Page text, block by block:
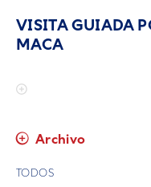
VISITA GUIADA
MACA
Archivo
TODOS